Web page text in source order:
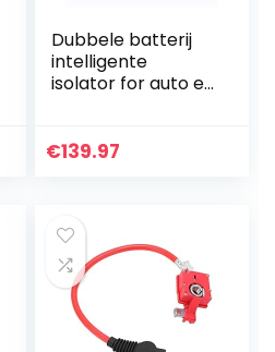
Dubbele batterij
intelligente
isolator for auto en
isolator dubbele
€139.97